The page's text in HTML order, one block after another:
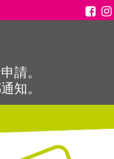
請。
知。